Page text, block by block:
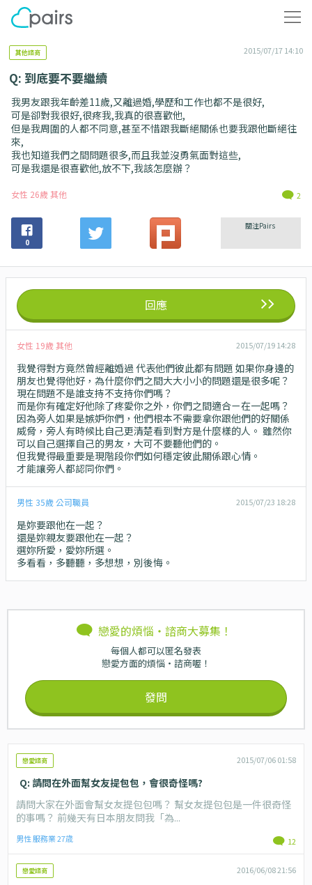
其他諮商 2015/07/17 14:10
Q: 到底要不要繼續
我男友跟我年齡差11歲,又離過婚,學歷和工作也都不是很好,
可是卻對我很好,很疼我,我真的很喜歡他,
但是我周圍的人都不同意,甚至不惜跟我斷絕關係也要我跟他斷絕往
來,
我也知道我們之間問題很多,而且我並沒勇氣面對這些,
可是我還是很喜歡他,放不下,我該怎麼辦？
女性 26歲 其他 2
0
關注Pairs
回應
女性 19歲 其他 2015/07/19 14:28
我覺得對方竟然曾經離婚過 代表他們彼此都有問題 如果你身邊的
朋友也覺得他好，為什麼你們之間大大小小的問題還是很多呢？
現在問題不是誰支持不支持你們嗎？
而是你有確定好他除了疼愛你之外，你們之間適合ㄧ在一起嗎？
因為旁人如果是嫉妒你們，他們根本不需要拿你跟他們的好關係
威脅，旁人有時候比自己更清楚看到對方是什麼樣的人。 雖然你
可以自己選擇自己的男友，大可不要聽他們的。
但我覺得最重要是現階段你們如何穩定彼此關係跟心情。
才能讓旁人都認同你們。
男性 35歲 公司職員 2015/07/23 18:28
是妳要跟他在一起？
還是妳親友要跟他在一起？
選妳所愛，愛妳所選。
多看看，多聽聽，多想想，別後悔。
戀愛的煩惱・諮商大募集！
每個人都可以匿名發表
戀愛方面的煩惱・諮商喔！
發問
戀愛諮商 2015/07/06 01:58
Q: 請問在外面幫女友提包包，會很奇怪嗎?
請問大家在外面會幫女友提包包嗎？ 幫女友提包包是一件很奇怪
的事嗎？ 前幾天有日本朋友問我「為...
男性 服務業 27歳 12
戀愛諮商 2016/06/08 21:56